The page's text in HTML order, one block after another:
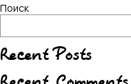
Поиск
Recent Posts